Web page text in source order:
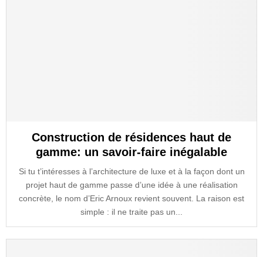
Construction de résidences haut de
gamme: un savoir-faire inégalable
Si tu t’intéresses à l’architecture de luxe et à la façon dont un
projet haut de gamme passe d’une idée à une réalisation
concrète, le nom d’Eric Arnoux revient souvent. La raison est
simple : il ne traite pas un...